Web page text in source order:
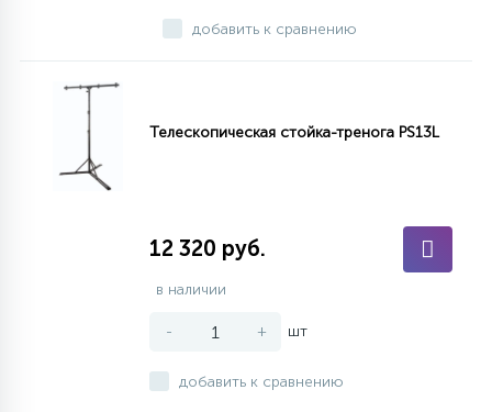
добавить к сравнению
Телескопическая стойка-тренога PS13L
12 320 руб.
в наличии
- + шт
добавить к сравнению